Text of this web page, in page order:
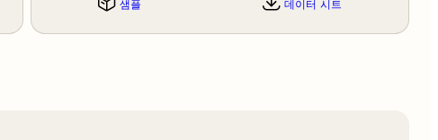
샘플 데이터 시트